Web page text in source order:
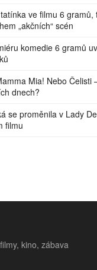
ve filmu 6 gramů,
„akčních“ scén
komedie 6 gramů
Mia! Nebo Čelisti
dnech?
se proměnila v Lady
filmu
kino, zábava